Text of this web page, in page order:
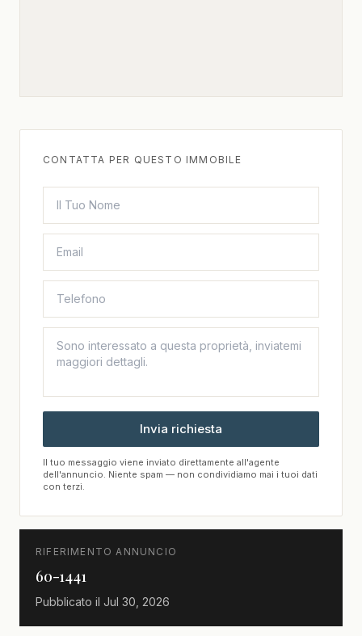
CONTATTA PER QUESTO IMMOBILE
Invia richiesta
Il tuo messaggio viene inviato direttamente all'agente
dell'annuncio. Niente spam — non condividiamo mai i tuoi dati
con terzi.
RIFERIMENTO ANNUNCIO
60-1441
Pubblicato il Jul 30, 2026